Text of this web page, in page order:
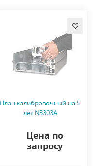
План калибровочный на 5
лет N3303A
Цена по
запросу